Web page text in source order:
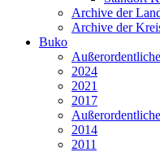
Archive der
Archive der
Buko
2024
2021
2017
2014
2011